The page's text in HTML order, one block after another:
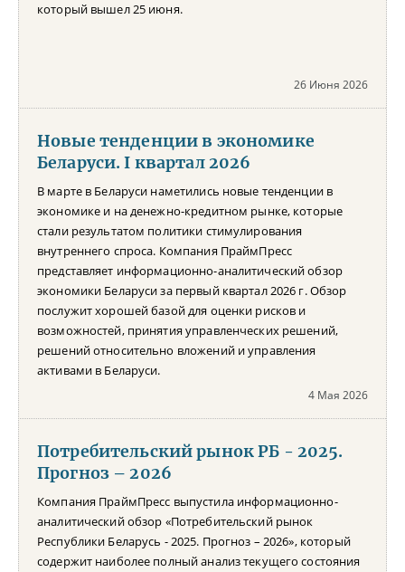
который вышел 25 июня.
26 Июня 2026
Новые тенденции в экономике
Беларуси. I квартал 2026
В марте в Беларуси наметились новые тенденции в
экономике и на денежно-кредитном рынке, которые
стали результатом политики стимулирования
внутреннего спроса. Компания ПраймПресс
представляет информационно-аналитический обзор
экономики Беларуси за первый квартал 2026 г. Обзор
послужит хорошей базой для оценки рисков и
возможностей, принятия управленческих решений,
решений относительно вложений и управления
активами в Беларуси.
4 Мая 2026
Потребительский рынок РБ - 2025.
Прогноз – 2026
Компания ПраймПресс выпустила информационно-
аналитический обзор «Потребительский рынок
Республики Беларусь - 2025. Прогноз – 2026», который
содержит наиболее полный анализ текущего состояния